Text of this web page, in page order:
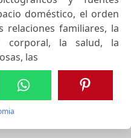
doméstico, el orden
relaciones familiares, la
corporal, la salud, la
las